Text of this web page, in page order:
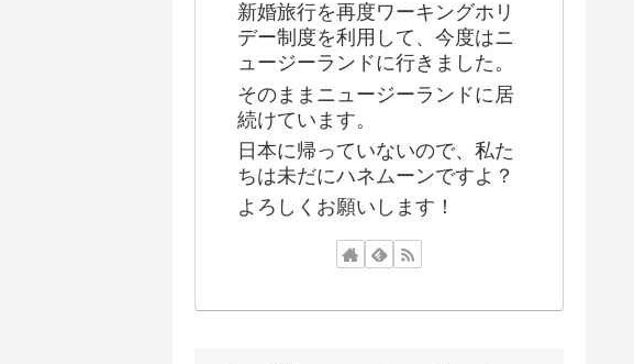
新婚旅行を再度ワーキングホリ
デー制度を利用して、今度はニ
ュージーランドに行きました。
そのままニュージーランドに居
続けています。
日本に帰っていないので、私た
ちは未だにハネムーンですよ？
よろしくお願いします！